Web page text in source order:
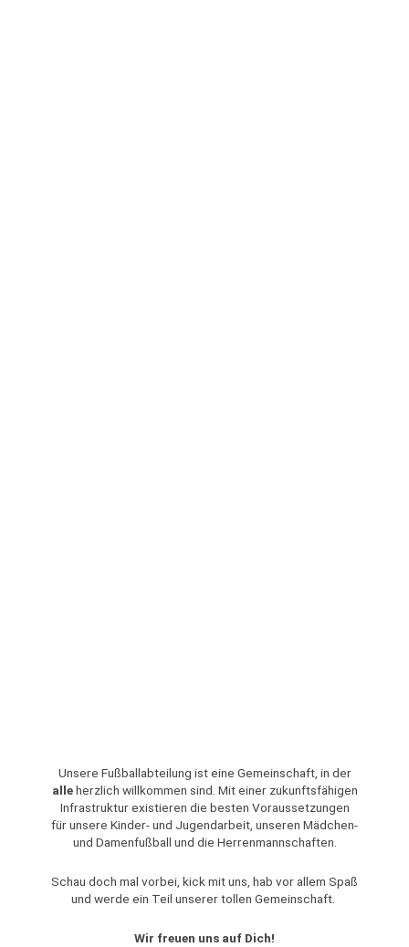
Unsere Fußballabteilung ist eine Gemeinschaft, in der
alleherzlich willkommen sind. Mit einer zukunftsfähigen
Infrastruktur existieren die besten Voraussetzungen
für unsere Kinder- und Jugendarbeit, unseren Mädchen-
und Damenfußball und die Herrenmannschaften.
Schau doch mal vorbei, kick mit uns, hab vor allem Spaß
und werde ein Teil unserer tollen Gemeinschaft.
Wir freuen uns auf Dich!